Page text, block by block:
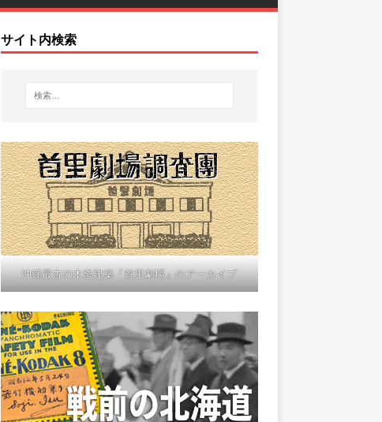
サイト内検索
沖縄最古の木造建築「首里劇場」のアーカイブ